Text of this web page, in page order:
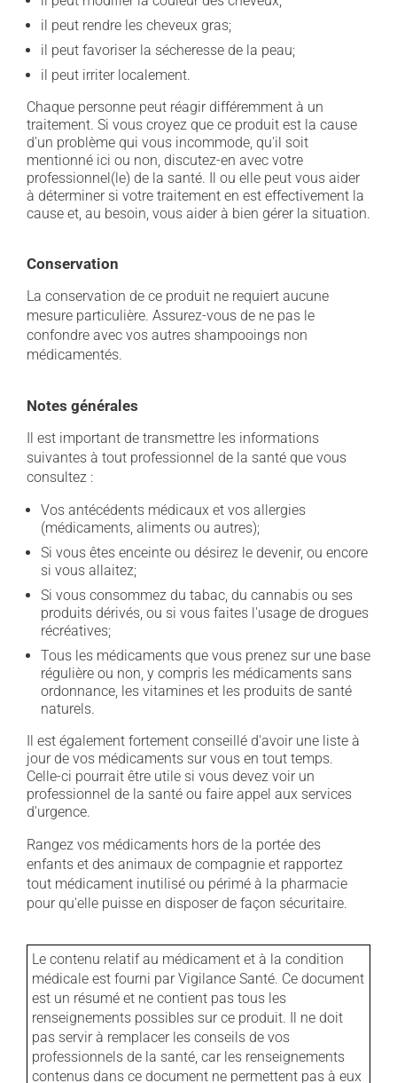
il peut rendre les cheveux gras;
il peut favoriser la sécheresse de la peau;
il peut irriter localement.
Chaque personne peut réagir différemment à un
traitement. Si vous croyez que ce produit est la cause
d'un problème qui vous incommode, qu'il soit
mentionné ici ou non, discutez-en avec votre
professionnel(le) de la santé. Il ou elle peut vous aider
à déterminer si votre traitement en est effectivement la
cause et, au besoin, vous aider à bien gérer la situation.
Conservation
La conservation de ce produit ne requiert aucune
mesure particulière. Assurez-vous de ne pas le
confondre avec vos autres shampooings non
médicamentés.
Notes générales
Il est important de transmettre les informations
suivantes à tout professionnel de la santé que vous
consultez :
Vos antécédents médicaux et vos allergies
(médicaments, aliments ou autres);
Si vous êtes enceinte ou désirez le devenir, ou encore
si vous allaitez;
Si vous consommez du tabac, du cannabis ou ses
produits dérivés, ou si vous faites l'usage de drogues
récréatives;
Tous les médicaments que vous prenez sur une base
régulière ou non, y compris les médicaments sans
ordonnance, les vitamines et les produits de santé
naturels.
Il est également fortement conseillé d'avoir une liste à
jour de vos médicaments sur vous en tout temps.
Celle-ci pourrait être utile si vous devez voir un
professionnel de la santé ou faire appel aux services
d'urgence.
Rangez vos médicaments hors de la portée des
enfants et des animaux de compagnie et rapportez
tout médicament inutilisé ou périmé à la pharmacie
pour qu'elle puisse en disposer de façon sécuritaire.
Le contenu relatif au médicament et à la condition
médicale est fourni par Vigilance Santé. Ce document
est un résumé et ne contient pas tous les
renseignements possibles sur ce produit. Il ne doit
pas servir à remplacer les conseils de vos
professionnels de la santé, car les renseignements
contenus dans ce document ne permettent pas à eux